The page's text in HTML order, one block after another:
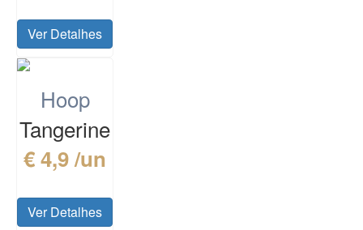
Ver Detalhes
Hoop
Tangerine
€ 4,9 /un
Ver Detalhes